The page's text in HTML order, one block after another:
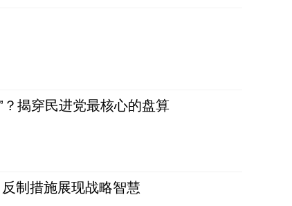
？揭穿民进党最核心的盘算
制措施展现战略智慧